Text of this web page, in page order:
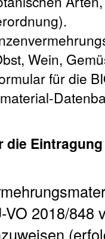
Wein,
für die
die
VO 2018/848